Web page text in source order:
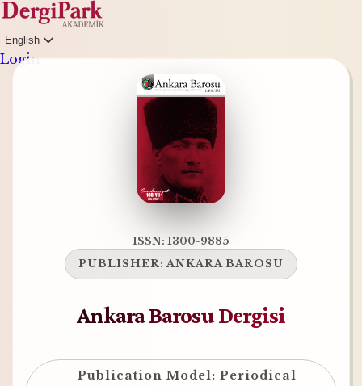
English
Login
ISSN: 1300-9885
PUBLISHER:ANKARA BAROSU
Ankara Barosu Dergisi
Publication Model: Periodical